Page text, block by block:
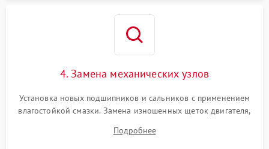
4. Замена механических узлов
Установка новых подшипников и сальников с применением
влагостойкой смазки. Замена изношенных щеток двигателя,
или поврежденной резиновой манжеты.
Подробнее